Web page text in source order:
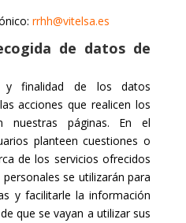
rrhh@vitelsa.es
de datos de
y finalidad de los datos
acciones que realicen los
nuestras páginas. En el
planteen cuestiones o
de los servicios ofrecidos
se utilizarán para
y facilitarle la información
que se vayan a utilizar sus